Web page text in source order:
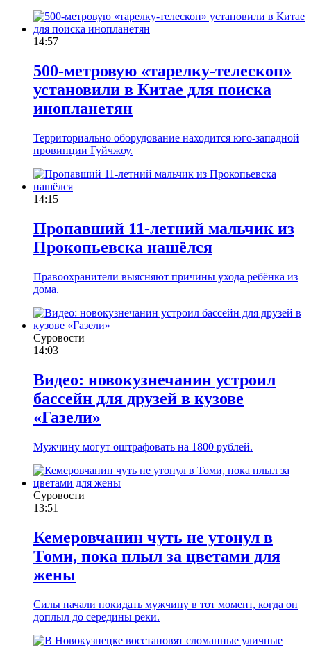
14:57
500-метровую «тарелку-телескоп»
установили в Китае для поиска
инопланетян
Территориально оборудование находится юго-западной
провинции Гуйчжоу.
14:15
Пропавший 11-летний мальчик из
Прокопьевска нашёлся
Правоохранители выясняют причины ухода ребёнка из
дома.
Суровости
14:03
Видео: новокузнечанин устроил
бассейн для друзей в кузове
«Газели»
Мужчину могут оштрафовать на 1800 рублей.
Суровости
13:51
Кемеровчанин чуть не утонул в
Томи, пока плыл за цветами для
жены
Силы начали покидать мужчину в тот момент, когда он
доплыл до середины реки.